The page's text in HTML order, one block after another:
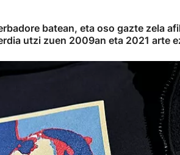
batean, eta oso gazte zela
utzi zuen 2009an eta 2021 arte